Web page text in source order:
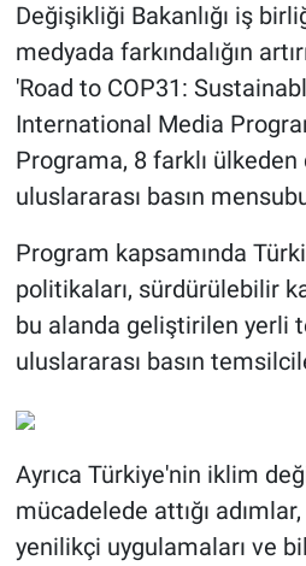
Değişikliği Bakanlığı iş
medyada farkındalığın
'Road to COP31:
International Media
Programa, 8 farklı
uluslararası basın
Program kapsamında
politikaları, sürdürülebilir
bu alanda geliştirilen yerli
uluslararası basın
Ayrıca Türkiye'nin iklim
mücadelede attığı
yenilikçi uygulamaları ve